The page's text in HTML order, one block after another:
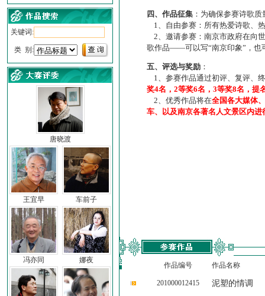
关键词:
类 别:
唐晓渡
王宜早 车前子
冯亦同 娜夜
四、作品征集 ：为确保参赛诗歌
1、自由参赛：所有热爱诗歌、
2、邀请参赛：南京市政府在向
歌作品——可以写“南京印象”，也
五、评选与奖励 ：
1、参赛作品通过初评、复评、
奖4名，2等奖6名，3等奖8名，提
2、优秀作品将在全国各大媒体
车、以及南京各著名人文景区内进
作品编号 作品名称
201000012415 泥塑的情调